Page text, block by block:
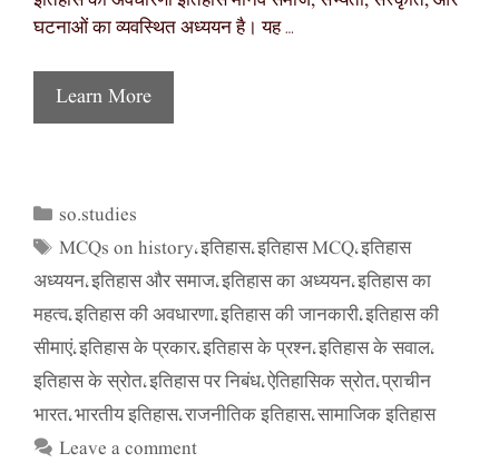
घटनाओं का व्यवस्थित अध्ययन है। यह …
Learn More
Categories
so.studies
Tags
MCQs on history,इतिहास,इतिहास MCQ,इतिहास
अध्ययन, इतिहास और समाज, इतिहास का अध्ययन, इतिहास का
महत्व, इतिहास की अवधारणा, इतिहास की जानकारी, इतिहास की
सीमाएं, इतिहास के प्रकार, इतिहास के प्रश्न, इतिहास के सवाल,
इतिहास के स्रोत, इतिहास पर निबंध, ऐतिहासिक स्रोत, प्राचीन
भारत, भारतीय इतिहास, राजनीतिक इतिहास, सामाजिक इतिहास
Leave a comment